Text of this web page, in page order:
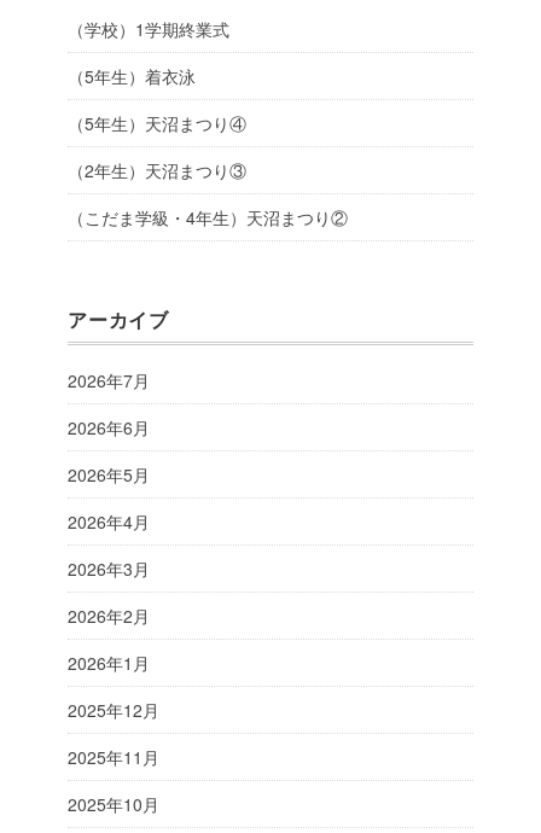
（学校）1学期終業式
（5年生）着衣泳
（5年生）天沼まつり④
（2年生）天沼まつり③
（こだま学級・4年生）天沼まつり②
アーカイブ
2026年7月
2026年6月
2026年5月
2026年4月
2026年3月
2026年2月
2026年1月
2025年12月
2025年11月
2025年10月